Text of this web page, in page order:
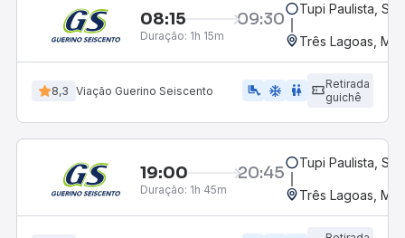
08:15 09:30
Duração: 1h 15m
Tupi Paulista, SP
Três Lagoas, MS
8,3 Viação Guerino Seiscento airline_seat_legroom_extra ac_unit wc
Retirada
guichê
19:00 20:45
Duração: 1h 45m
Tupi Paulista, SP
Três Lagoas, MS